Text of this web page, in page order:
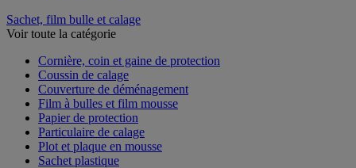
Sachet, film bulle et calage
Voir toute la catégorie
Cornière, coin et gaine de protection
Coussin de calage
Couverture de déménagement
Film à bulles et film mousse
Papier de protection
Particulaire de calage
Plot et plaque en mousse
Sachet plastique